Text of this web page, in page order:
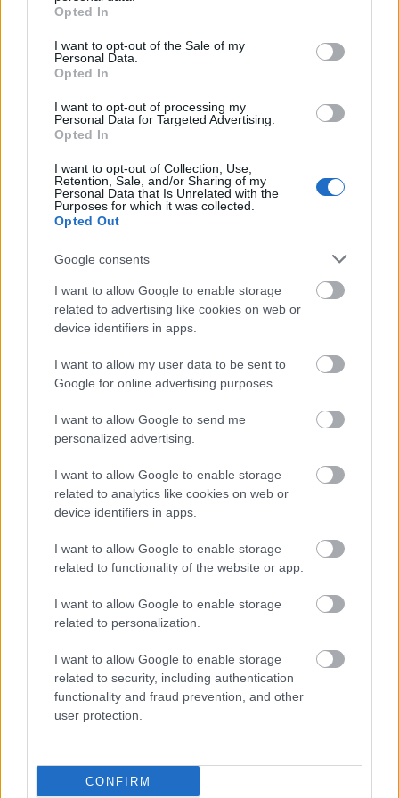
use your data for below specified purposes in below Google
consent section.
Opted In
I want to opt-out of the Sale of my
Personal Data.
Opted In
I want to opt-out of processing my
Personal Data for Targeted Advertising.
Opted In
I want to opt-out of Collection, Use,
Retention, Sale, and/or Sharing of my
Personal Data that Is Unrelated with the
Purposes for which it was collected.
Opted Out
Google consents
I want to allow Google to enable storage
related to advertising like cookies on web or
device identifiers in apps.
I want to allow my user data to be sent to
Google for online advertising purposes.
I want to allow Google to send me
personalized advertising.
I want to allow Google to enable storage
related to analytics like cookies on web or
device identifiers in apps.
I want to allow Google to enable storage
related to functionality of the website or app.
I want to allow Google to enable storage
related to personalization.
I want to allow Google to enable storage
related to security, including authentication
functionality and fraud prevention, and other
user protection.
CONFIRM
Országos hírek
Kecskeméten is szakirányú továbbképzésekkel erősít a
Gál Ferenc Egyetem
MAGYAR ÉPÍTŐK
Zugló Budapest közbeszerzés
Új vízáteresztő burkolatú parkolók épülnek Zuglóban
– helyben tartják a csapadékvizet
klímavédelmi megoldást is tartalmaz: a csapadékvíz helyben
hasznosítását, a zöldfelület rendezését és a park megóvását.